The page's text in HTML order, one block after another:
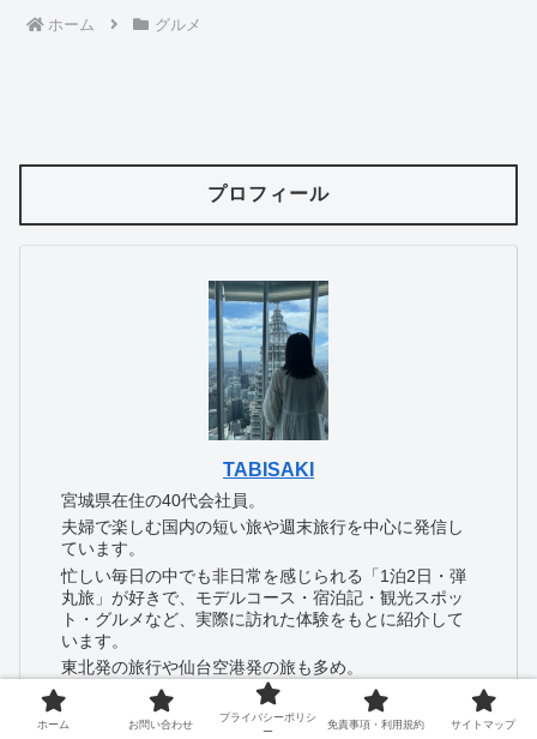
ホーム グルメ
プロフィール
TABISAKI
宮城県在住の40代会社員。
夫婦で楽しむ国内の短い旅や週末旅行を中心に発信し
ています。
忙しい毎日の中でも非日常を感じられる「1泊2日・弾
丸旅」が好きで、モデルコース・宿泊記・観光スポッ
ト・グルメなど、実際に訪れた体験をもとに紹介して
います。
東北発の旅行や仙台空港発の旅も多め。
「限られた時間でも楽しめる旅」のヒントになれば嬉
しいです。
ホーム お問い合わせ
プライバシーポリシ
ー
免責事項・利用規約 サイトマップ